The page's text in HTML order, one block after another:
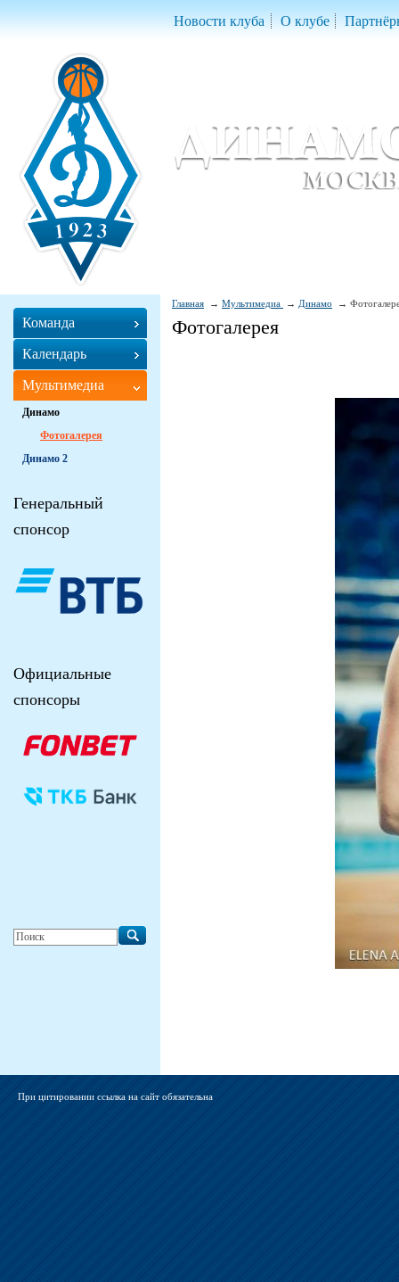
Новости клуба О клубе
Главная Мультимедиа Динамо
Фотогалерея
Команда
Календарь
Мультимедиа
Динамо
Фотогалерея
Динамо 2
Генеральный
спонсор
Официальные
спонсоры
При цитировании ссылка на сайт обязательна